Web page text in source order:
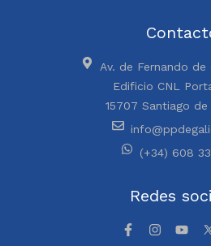
Av. de Fernando de
Edificio CNL
15707 Santiago
(+34) 608
Redes